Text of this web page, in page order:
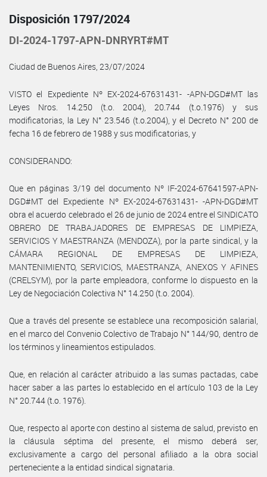
Disposición 1797/2024
DI-2024-1797-APN-DNRYRT#MT
Ciudad de Buenos Aires, 23/07/2024
VISTO el Expediente Nº EX-2024-67631431- -APN-DGD#MT las
Leyes Nros. 14.250 (t.o. 2004), 20.744 (t.o.1976) y sus
modificatorias, la Ley N° 23.546 (t.o.2004), y el Decreto N° 200 de
fecha 16 de febrero de 1988 y sus modificatorias, y
CONSIDERANDO:
Que en páginas 3/19 del documento Nº IF-2024-67641597-APN-
DGD#MT del Expediente Nº EX-2024-67631431- -APN-DGD#MT
obra el acuerdo celebrado el 26 de junio de 2024 entre el SINDICATO
OBRERO DE TRABAJADORES DE EMPRESAS DE LIMPIEZA,
SERVICIOS Y MAESTRANZA (MENDOZA), por la parte sindical, y la
CÁMARA REGIONAL DE EMPRESAS DE LIMPIEZA,
MANTENIMIENTO, SERVICIOS, MAESTRANZA, ANEXOS Y AFINES
(CRELSYM), por la parte empleadora, conforme lo dispuesto en la
Ley de Negociación Colectiva N° 14.250 (t.o. 2004).
Que a través del presente se establece una recomposición salarial,
en el marco del Convenio Colectivo de Trabajo N° 144/90, dentro de
los términos y lineamientos estipulados.
Que, en relación al carácter atribuido a las sumas pactadas, cabe
hacer saber a las partes lo establecido en el artículo 103 de la Ley
N° 20.744 (t.o. 1976).
Que, respecto al aporte con destino al sistema de salud, previsto en
la cláusula séptima del presente, el mismo deberá ser,
exclusivamente a cargo del personal afiliado a la obra social
perteneciente a la entidad sindical signataria.